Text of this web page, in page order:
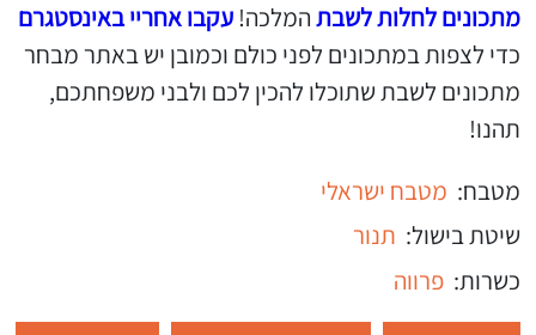
מתכונים לחלות לשבתהמלכה! עקבו אחריי באינסטגרם
כדי לצפות במתכונים לפני כולם וכמובן יש באתר מבחר
מתכונים לשבת שתוכלו להכין לכם ולבני משפחתכם,
תהנו!
מטבח: מטבח ישראלי
שיטת בישול: תנור
כשרות: פרווה